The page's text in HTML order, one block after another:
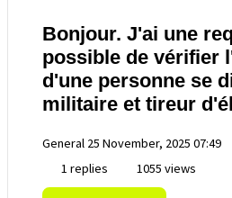
Bonjour. J'ai une
possible de vérifier
d'une personne se
militaire et tireur
General 25 November, 2025 07:49
1 replies
1055 views